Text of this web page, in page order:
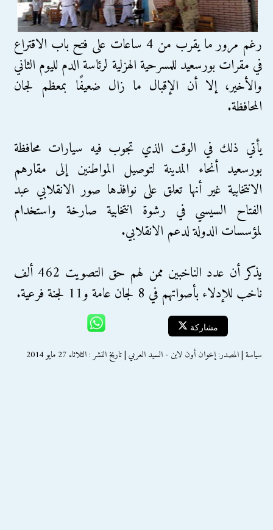
رغم مرور ما يقرب من 4 ساعات على فتح باب الاقتراع
في مقرات بورسعيد للمسرحية الهزلية لرئاسة الدم لليوم الثاني
والأخير، إلا أن الإقبال ما زال ضعيفًا بمعظم لجان
المحافظة.
يأتي ذلك في الوقت الذي تجوب فيه سيارات محافظة
بورسعيد أنحاء المدينة لتوصيل المواطنين إلى مقارهم
الانتخابية غير أنها تعلق على نوافذها صور الانقلابي عبد
الفتاح السيسي في رشوة انتخابية صارخة واستخدام
لمؤسسات الدولة لدعم الانقلابي.
يذكر أن عدد الناخبين ممن لهم حق التصويت 462 ألف
ناخب للإدلاء بأصواتهم في 8 لجان عامة و11 لجنة فرعية.
مشاركة
سياسة | المصدر: إخوان أون لاين - السيد العربي | تاريخ النشر : الثلاثاء 27 مايو 2014